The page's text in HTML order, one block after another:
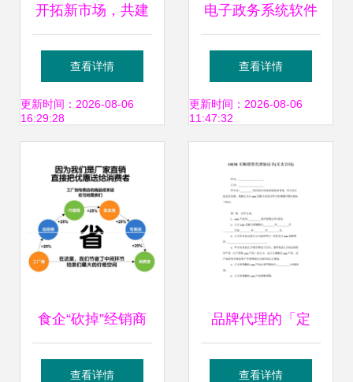
开拓新市场，共建
品牌价值 高唐县福
州码头食品厂山东
查看详情
更新时间：2026-08-06
16:29:28
电子政务系统软件
开发技术及销售代
理的价值与应用
查看详情
更新时间：2026-08-06
11:47:32
食企“砍掉”经销商
新零售浪潮下的角
查看详情
品牌代理的「定
制」新范式 解读
查看详情